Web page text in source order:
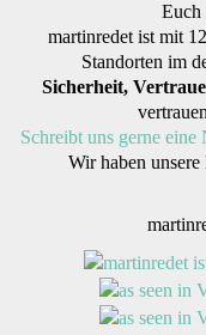
Euch
martinredet ist mit
Standorten im
Sicherheit,
Schreibt uns gerne eine
Wir haben